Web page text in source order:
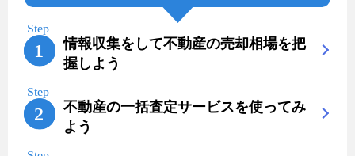
情報収集をして不動産の売却相場を把
握しよう
不動産の一括査定サービスを使ってみ
よう